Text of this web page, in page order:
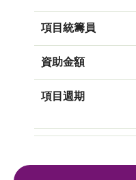
項目統籌員
資助金額
項目週期